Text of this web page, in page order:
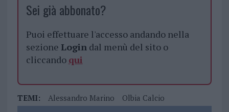
Sei già abbonato?
Puoi effettuare l'accesso andando nella
sezione Logindal menù del sito o
cliccando qui
TEMI: Alessandro Marino Olbia Calcio